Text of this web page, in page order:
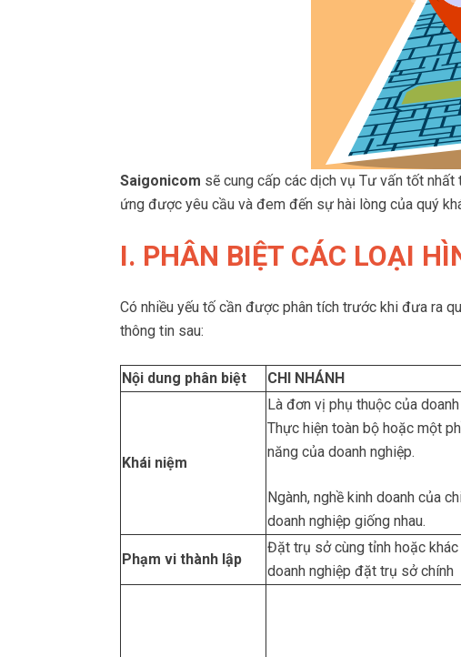
Saigonicom sẽ cung cấp các dịch vụ Tư vấn tốt nhất
ứng được yêu cầu và đem đến sự hài lòng của quý
I. PHÂN BIỆT CÁC LOẠI
Có nhiều yếu tố cần được phân tích trước khi đưa ra
thông tin sau:
Nội dung phân biệt CHI NHÁNH
Khái niệm
Là đơn vị phụ thuộc của
Thực hiện toàn bộ hoặc một
năng của doanh nghiệp.
Ngành, nghề kinh doanh của
doanh nghiệp giống nhau.
Phạm vi thành lập
Đặt trụ sở cùng tỉnh hoặc
doanh nghiệp đặt trụ sở chính